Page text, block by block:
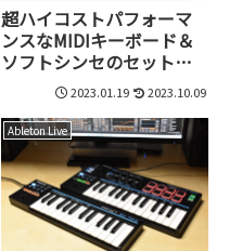
超ハイコストパフォーマ
ンスなMIDIキーボード＆
ソフトシンセのセット、
Arturia MiniLab 3は全部
込々で18,150円!?
2023.01.19 2023.10.09
Ableton Live